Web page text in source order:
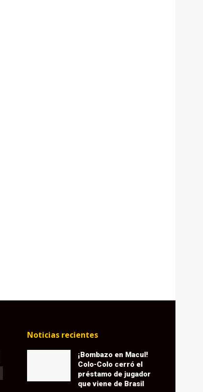
Noticias recientes
¡Bombazo en Macul!
Colo-Colo cerró el
préstamo de jugador
que viene de Brasil